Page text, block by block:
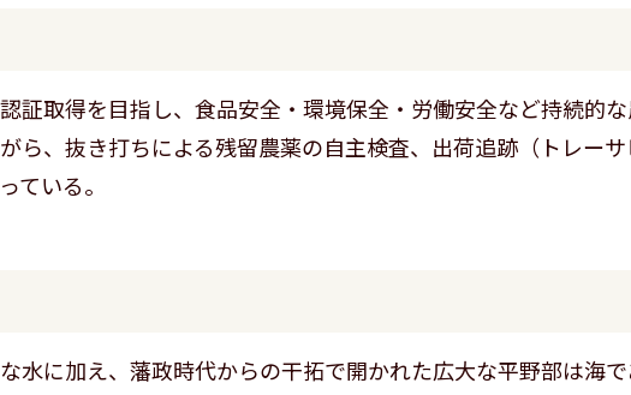
証取得を目指し、食品安全・環境保全・労働安全など持続的
ら、抜き打ちによる残留農薬の自主検査、出荷追跡（トレー
ている。
水に加え、藩政時代からの干拓で開かれた広大な平野部は海